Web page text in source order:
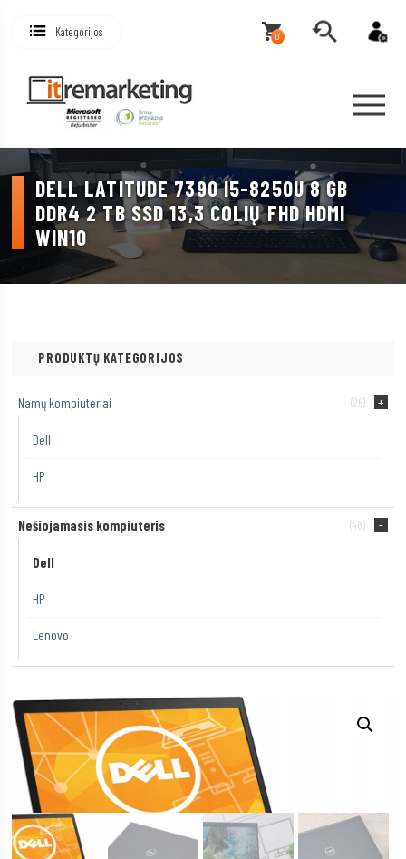
Kategorijos 0
DELL LATITUDE 7390 I5-8250U 8 GB
DDR4 2 TB SSD 13,3 COLIŲ FHD HDMI
WIN10
PRODUKTŲ KATEGORIJOS
Namų kompiuteriai (26)
Dell
HP
Nešiojamasis kompiuteris (48)
Dell
HP
Lenovo